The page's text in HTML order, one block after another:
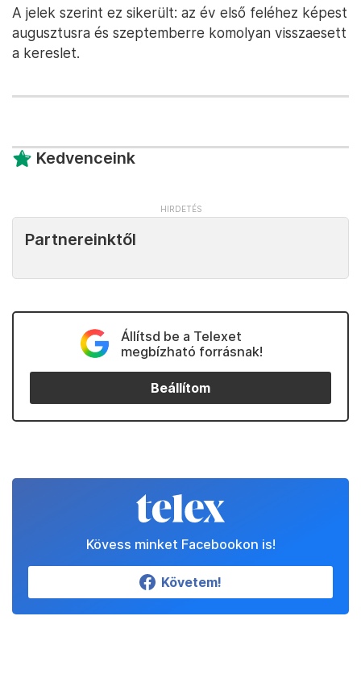
A jelek szerint ez sikerült: az év első feléhez képest
augusztusra és szeptemberre komolyan visszaesett
a kereslet.
Kedvenceink
Partnereinktől
Állítsd be a Telexet
megbízható forrásnak!
Beállítom
Kövess minket Facebookon is!
Követem!